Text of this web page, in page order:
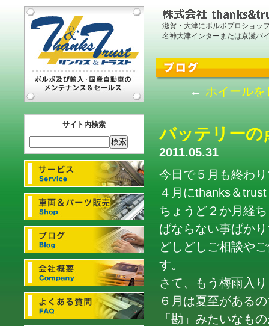
滋賀・大津にボルボプロショッ
名神大津インターまたは京滋バ
サイト内検索
← ホイール
バッテリーの
2011.05.31
今日で５月も終わ
４月にthanks＆
ちょうど２か月経
ばならない事ばか
どしどしご相談や
す。
さて、もう梅雨入
６月は夏至がある
「勘」みたいなも